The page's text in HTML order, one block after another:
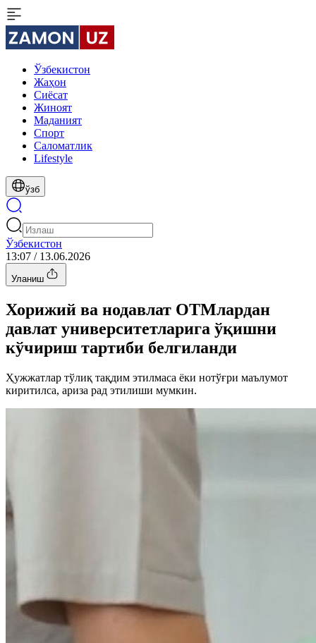
Ўзбекистон
Жаҳон
Сиёсат
Жиноят
Маданият
Спорт
Cаломатлик
Lifestyle
ўзб
Ўзбекистон
13:07 / 13.06.2026
Уланиш
Хорижий ва нодавлат ОТМлардан
давлат университетларига ўқишни
кўчириш тартиби белгиланди
Ҳужжатлар тўлиқ тақдим этилмаса ёки нотўғри маълумот
киритилса, ариза рад этилиши мумкин.